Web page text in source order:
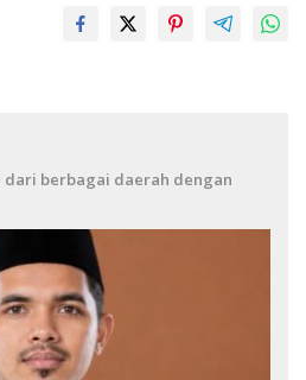
berbagai daerah dengan